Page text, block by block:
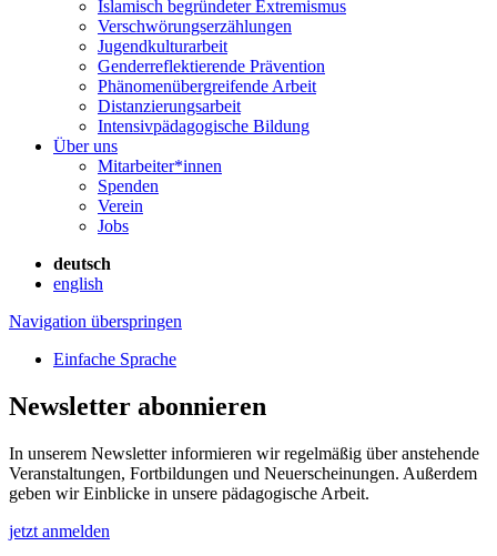
Islamisch begründeter Extremismus
Verschwörungs­erzählungen
Jugendkulturarbeit
Genderreflektierende Prävention
Phänomenüber­greifende Arbeit
Distanzierungsarbeit
Intensivpädagogische Bildung
Über uns
Mitarbeiter*innen
Spenden
Verein
Jobs
deutsch
english
Navigation überspringen
Einfache Sprache
Newsletter abonnieren
In unserem Newsletter informieren wir regelmäßig über anstehende
Veranstaltungen, Fortbildungen und Neuerscheinungen. Außerdem
geben wir Einblicke in unsere pädagogische Arbeit.
jetzt anmelden